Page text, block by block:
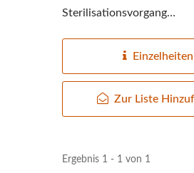
Sterilisationsvorgang
Einzelheiten
Zur Liste
Ergebnis 1 - 1 von 1